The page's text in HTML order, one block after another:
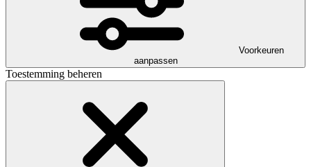
Voorkeuren
aanpassen
Toestemming beheren